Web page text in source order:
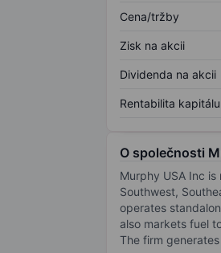
Cena/tržby
Zisk na akcii
Dividenda na akcii
Rentabilita kapitálu
O společnosti
Murphy USA Inc
Southwest,
operates
also markets fuel
The firm